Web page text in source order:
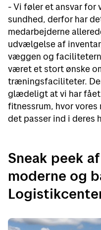
- Vi føler et ansvar for
sundhed, derfor har
medarbejderne
udvælgelse af
væggen og
været et stort ønske
træningsfaciliteter.
glædeligt at vi har
fitnessrum, hvor
det passer ind i deres
Sneak peek
moderne og